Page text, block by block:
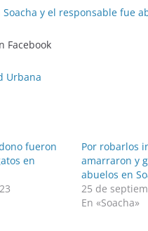
y el responsable fue
Facebook
Urbana
fueron
en
Por robarlos
amarraron y
abuelos en
25 de
En «Soacha»